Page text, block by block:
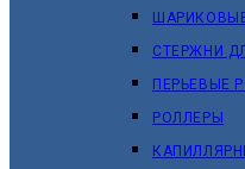
СТЕРЖНИ
ПЕРЬЕВЫЕ
РОЛЛЕРЫ